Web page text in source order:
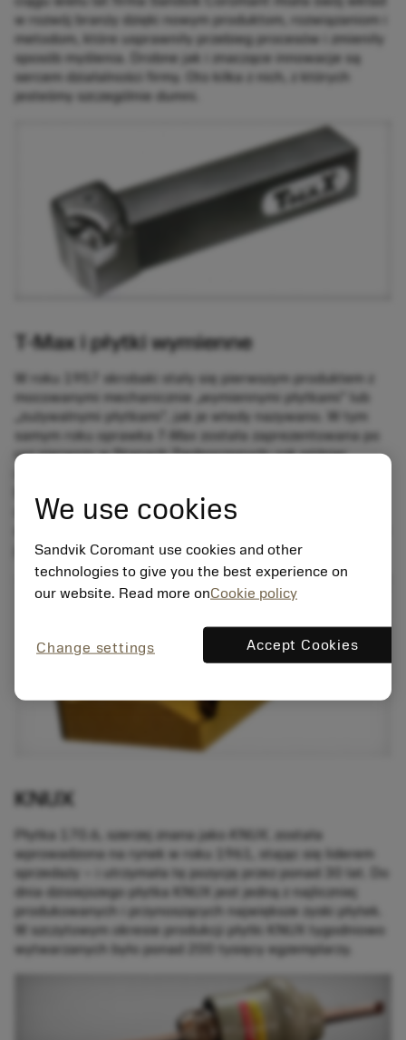
w rozwój branży dzięki nowym produktom, rozwiązaniom i
metodom, które usprawniły przebieg procesów i zmieniły
sposób myślenia. Drobne jak i znaczące innowacje są
sercem działalności firmy. Oto kilka z nich, z których
jesteśmy szczególnie dumni.
T-Max i płytki wymienne
W roku 1957 skrobaki stały się pierwszym produktem z
mocowanymi mechanicznie „wymiennymi płytkami” lub
„zużywalnymi płytkami”, jak je wtedy nazywano. W tym
samym roku oprawka
T-Max została zaprezentowana po
raz pierwszy w Stanach Zjednoczonych; rok później
oprawki T-Max i korzystanie z wymiennych płytek stały
jej produktywności.
KNUX
Płytka 170.6, szerzej znana jako KNUX
, została
wprowadzona na rynek w roku 1961, stając się liderem
sprzedaży – i utrzymała tę pozycję przez ponad 30 lat. Do
dnia dzisiejszego płytka KNUX jest jedną z najliczniej
produkowanych i przynoszących największe zyski płytek.
W szczytowym okresie produkcji płytki KNUX tygodniowo
wytwarzanych było ponad 200 tysięcy egzemplarzy.
We use cookies
Sandvik Coromant use cookies and other
technologies to give you the best experience on
our website. Read more onCookie policy
Change settings Accept Cookies